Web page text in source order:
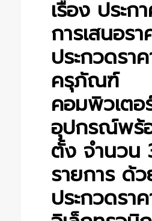
เรื่อง ประก
การเสนอรา
ประกวดรา
ครุภัณฑ์
คอมพิวเตอ
อุปกรณ์พร้
ตั้ง จำนวน
รายการ ด้
ประกวดรา